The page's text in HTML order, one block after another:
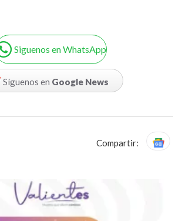
Siguenos en WhatsApp
Síguenos en Google News
Compartir: